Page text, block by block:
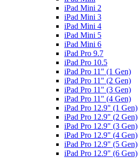
iPad Mini 2
iPad Mini 3
iPad Mini 4
iPad Mini 5
iPad Mini 6
iPad Pro 9.7
iPad Pro 10.5
iPad Pro 11" (1 Gen)
iPad Pro 11" (2 Gen)
iPad Pro 11" (3 Gen)
iPad Pro 11" (4 Gen)
iPad Pro 12.9" (1 Gen)
iPad Pro 12.9" (2 Gen)
iPad Pro 12.9" (3 Gen)
iPad Pro 12.9" (4 Gen)
iPad Pro 12.9" (5 Gen)
iPad Pro 12.9" (6 Gen)